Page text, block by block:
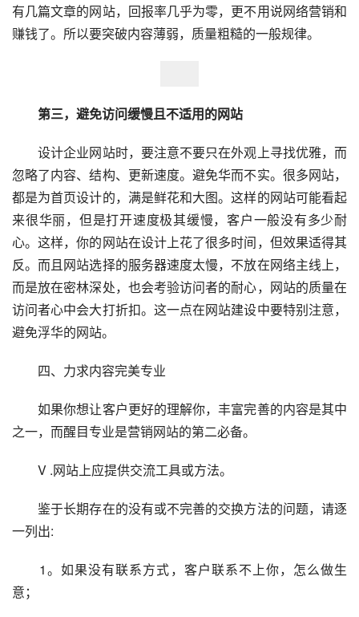
有几篇文章的网站，回报率几乎为零，更不用说网络营销和
赚钱了。所以要突破内容薄弱，质量粗糙的一般规律。
第三，避免访问缓慢且不适用的网站
设计企业网站时，要注意不要只在外观上寻找优雅，而
忽略了内容、结构、更新速度。避免华而不实。很多网站，
都是为首页设计的，满是鲜花和大图。这样的网站可能看起
来很华丽，但是打开速度极其缓慢，客户一般没有多少耐
心。这样，你的网站在设计上花了很多时间，但效果适得其
反。而且网站选择的服务器速度太慢，不放在网络主线上，
而是放在密林深处，也会考验访问者的耐心，网站的质量在
访问者心中会大打折扣。这一点在网站建设中要特别注意，
避免浮华的网站。
四、力求内容完美专业
如果你想让客户更好的理解你，丰富完善的内容是其中
之一，而醒目专业是营销网站的第二必备。
V .网站上应提供交流工具或方法。
鉴于长期存在的没有或不完善的交换方法的问题，请逐
一列出:
1。如果没有联系方式，客户联系不上你，怎么做生
意；